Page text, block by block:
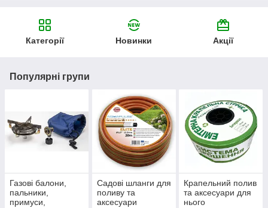
Категорії Новинки Акції
Популярні групи
Газові балони,
пальники,
примуси,
Садові шланги для
поливу та
аксесуари
Крапельний полив
та аксесуари для
нього